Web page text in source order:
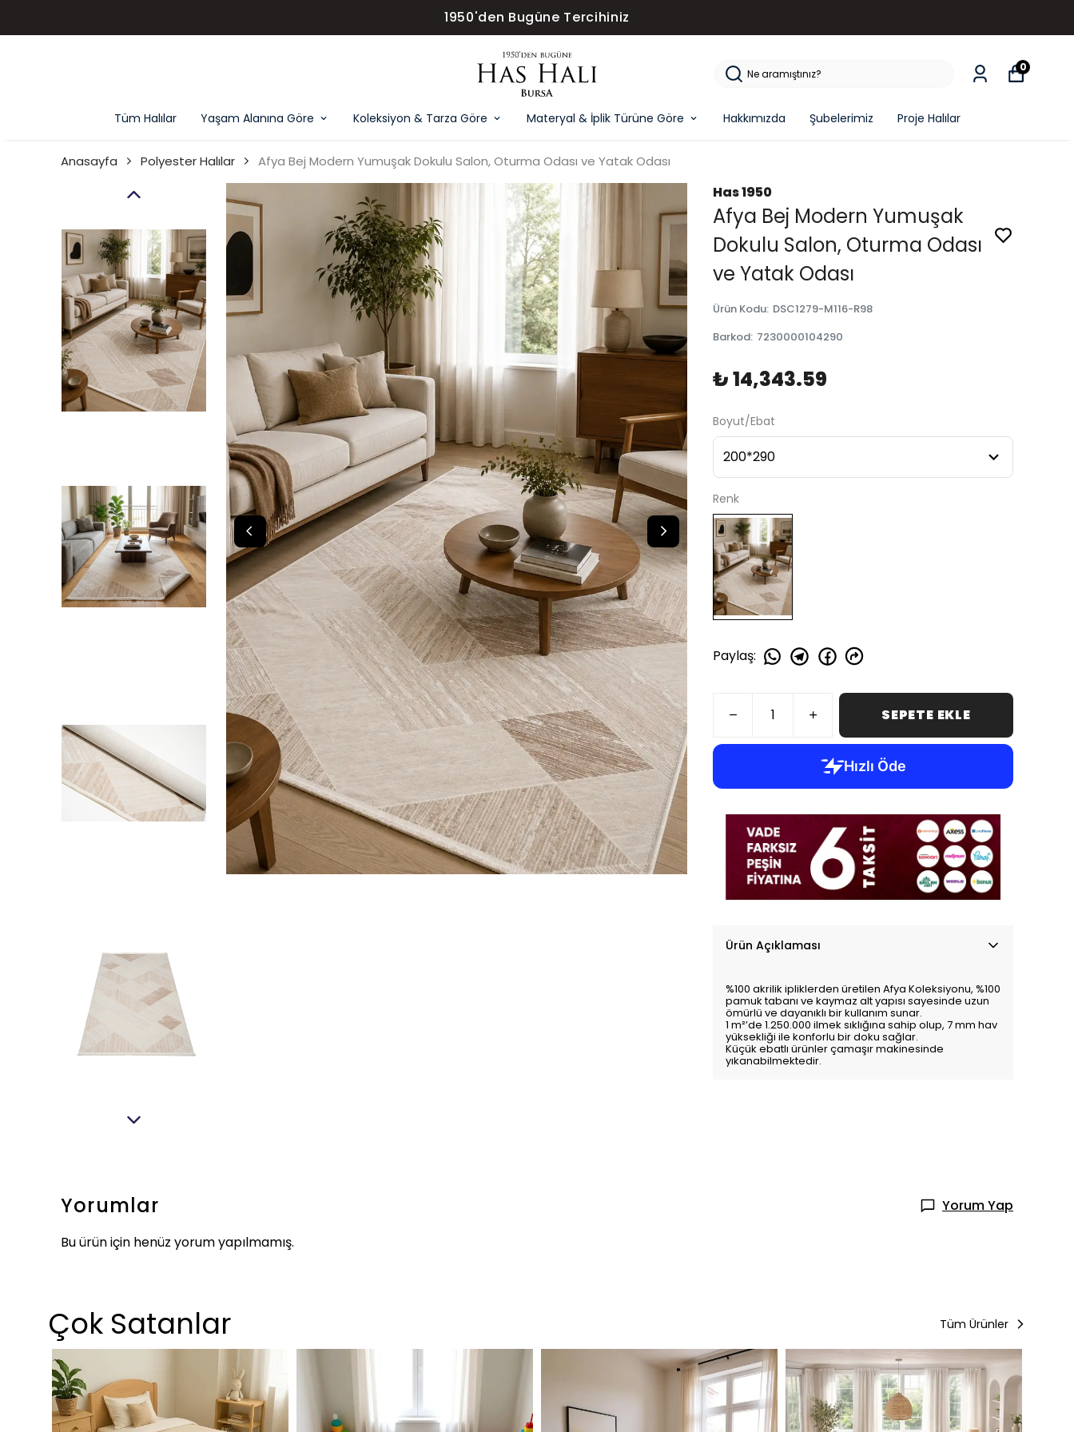
Tüm Halılar Yaşam Alanına Göre Koleksiyon & Tarza Göre Materyal & İplik Türüne Göre Hakkımızda Şubelerimiz Proje Halılar
0
Anasayfa Polyester Halılar Afya Bej Modern Yumuşak Dokulu Salon, Oturma Odası ve Yatak Odası
Has 1950
Afya Bej Modern Yumuşak
Dokulu Salon, Oturma Odası
ve Yatak Odası
Ürün Kodu: DSC1279-M116-R98
Barkod: 7230000104290
₺ 14,343.59
Boyut/Ebat
Renk
Paylaş:
SEPETE EKLE
Ürün Açıklaması
%100 akrilik ipliklerden üretilen Afya Koleksiyonu, %100
pamuk tabanı ve kaymaz alt yapısı sayesinde uzun
ömürlü ve dayanıklı bir kullanım sunar.
1 m²’de 1.250.000 ilmek sıklığına sahip olup, 7 mm hav
yüksekliği ile konforlu bir doku sağlar.
Küçük ebatlı ürünler çamaşır makinesinde
yıkanabilmektedir.
Yorumlar
Yorum Yap
Bu ürün için henüz yorum yapılmamış.
Çok Satanlar Tüm Ürünler